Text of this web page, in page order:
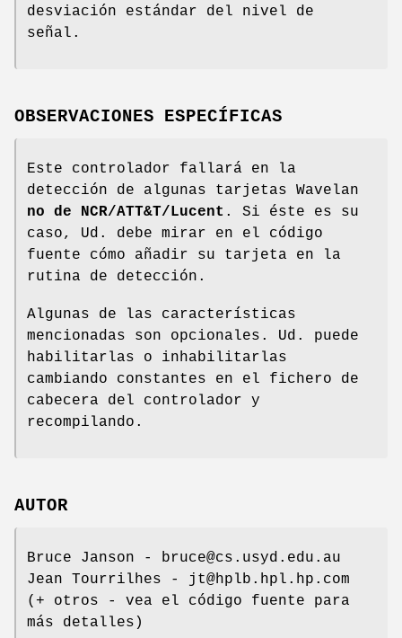
desviación estándar del nivel de
señal.
OBSERVACIONES ESPECÍFICAS
Este controlador fallará en la
detección de algunas tarjetas Wavelan
no de NCR/ATT&T/Lucent . Si éste es su
caso, Ud. debe mirar en el código
fuente cómo añadir su tarjeta en la
rutina de detección.
Algunas de las características
mencionadas son opcionales. Ud. puede
habilitarlas o inhabilitarlas
cambiando constantes en el fichero de
cabecera del controlador y
recompilando.
AUTOR
Bruce Janson - bruce@cs.usyd.edu.au
Jean Tourrilhes - jt@hplb.hpl.hp.com
(+ otros - vea el código fuente para
más detalles)